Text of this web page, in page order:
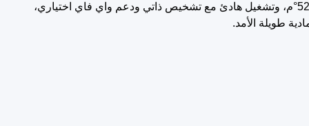
مزود بكباس تروبيكال يتحمل حتى 52°م، وتشغيل هادئ مع تشخيص ذاتي ودعم واي فاي اختياري،